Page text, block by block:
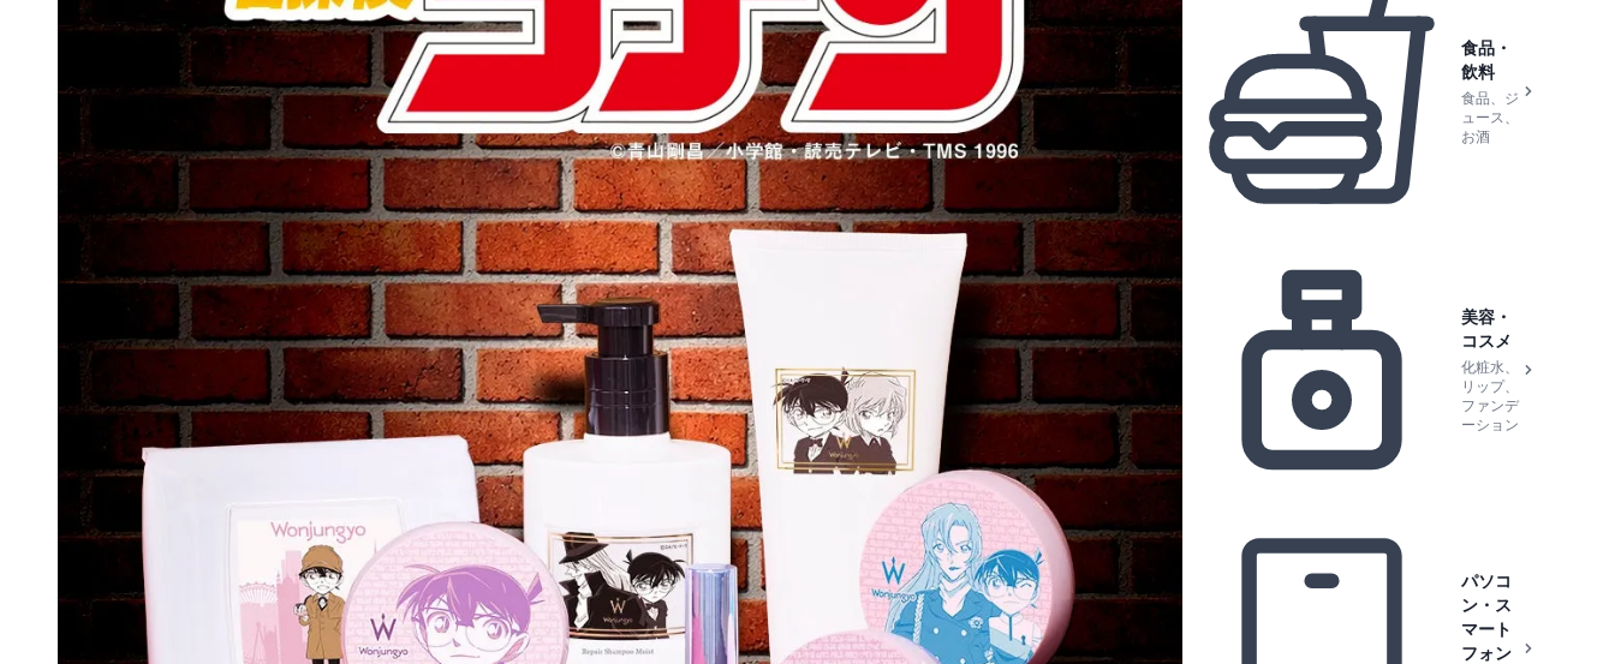
食品・
飲料
食品、ジ
ュース、
お酒
美容・
コスメ
化粧水、
リップ、
ファンデ
ーション
パソコ
ン・ス
マート
フォン